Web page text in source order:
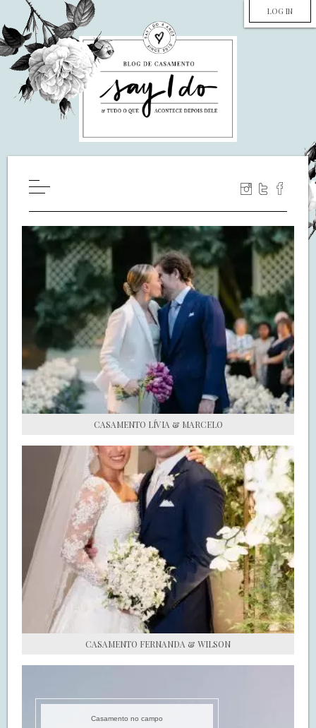
LOG IN
WILL YOU MARRY ME?
LUA DE MEL
COZINHA
DECORAÇÃO
DE NOIVA PRA NOIVA
S.O.S CASADAS
FALE COM O SAY I DO
CASAMENTO LÍVIA & MARCELO
CASAMENTO FERNANDA & WILSON
Casamento no campo